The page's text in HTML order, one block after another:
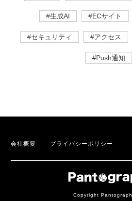
#生成AI #ECサイト
#セキュリティ #アクセス
#Push通知
会社概要 プライバシーポリシー
Copyright Pantograph